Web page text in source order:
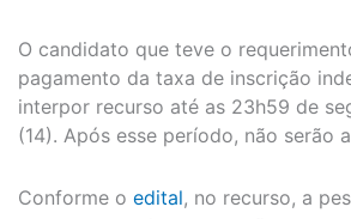
O candidato que teve o
pagamento da taxa de inscrição
interpor recurso até as 23h59 de
(14). Após esse período, não serão
Conforme o edital, no recurso, a